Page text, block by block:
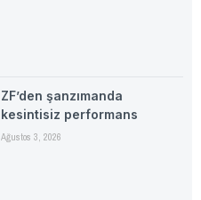
ZF’den şanzımanda
kesintisiz performans
Ağustos 3, 2026